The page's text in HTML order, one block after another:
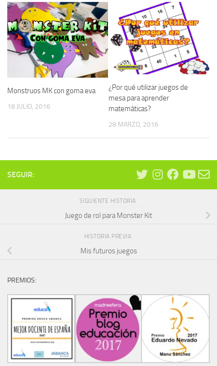
Monstruos MK con goma eva
18 JULIO, 2016
¿Por qué utilizar juegos de
mesa para aprender
matemáticas?
28 MARZO, 2016
SEGUIR:
SIGUIENTE HISTORIA
Juego de rol para Monster Kit
HISTORIA PREVIA
Mis futuros juegos
PREMIOS: